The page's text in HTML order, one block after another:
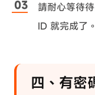
請耐心等待
ID 就完成了。
四、有密